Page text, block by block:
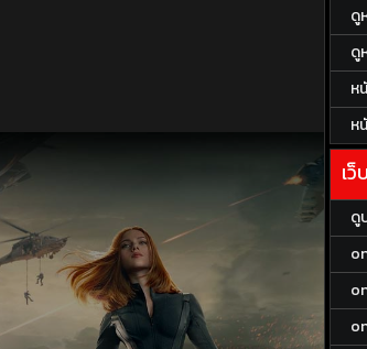
ดู
ดู
ห
ห
เ
ดู